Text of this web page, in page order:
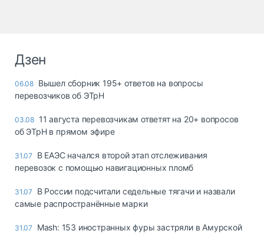
Дзен
06.08 Вышел сборник 195+ ответов на вопросы
перевозчиков об ЭТрН
03.08 11 августа перевозчикам ответят на 20+ вопросов
об ЭТрН в прямом эфире
31.07
В ЕАЭС начался второй этап отслеживания
перевозок с помощью навигационных пломб
31.07
В России подсчитали седельные тягачи и назвали
самые распространённые марки
31.07
Mash: 153 иностранных фуры застряли в Амурской